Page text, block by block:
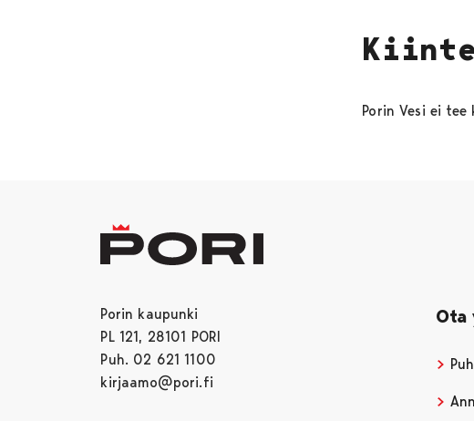
Porin Vesi ei
Porin kaupunki
PL 121, 28101 PORI
Puh. 02 621 1100
kirjaamo@pori.fi
Ota